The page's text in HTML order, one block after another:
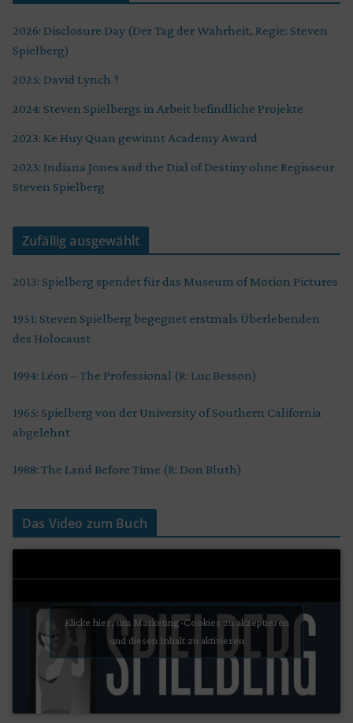
2026: Disclosure Day (Der Tag der Wahrheit, Regie: Steven
Spielberg)
2025: David Lynch †
2024: Steven Spielbergs in Arbeit befindliche Projekte
2023: Ke Huy Quan gewinnt Academy Award
2023: Indiana Jones and the Dial of Destiny ohne Regisseur
Steven Spielberg
Zufällig ausgewählt
2013: Spielberg spendet für das Museum of Motion Pictures
1951: Steven Spielberg begegnet erstmals Überlebenden
des Holocaust
1994: Léon – The Professional (R: Luc Besson)
1965: Spielberg von der University of Southern California
abgelehnt
1988: The Land Before Time (R: Don Bluth)
Das Video zum Buch
Klicke hier, um Marketing-Cookies zu akzeptieren
und diesen Inhalt zu aktivieren